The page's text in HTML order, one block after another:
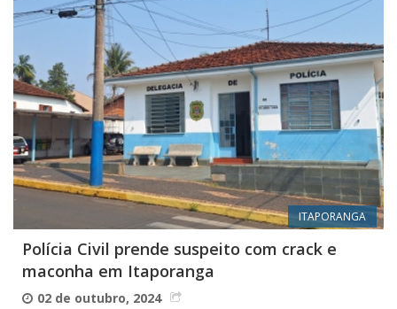
ITAPORANGA
Polícia Civil prende suspeito com crack e
maconha em Itaporanga
02 de outubro, 2024